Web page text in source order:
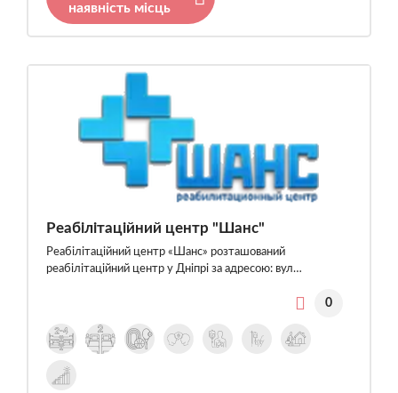
наявність місць
Реабілітаційний центр "Шанс"
Реабілітаційний центр «Шанс» розташований
реабілітаційний центр у Дніпрі за адресою: вул…
0